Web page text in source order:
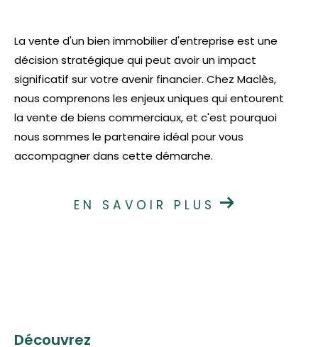
La vente d'un bien immobilier d'entreprise est une
décision stratégique qui peut avoir un impact
significatif sur votre avenir financier. Chez Maclès,
nous comprenons les enjeux uniques qui entourent
la vente de biens commerciaux, et c'est pourquoi
nous sommes le partenaire idéal pour vous
accompagner dans cette démarche.
EN SAVOIR PLUS
Découvrez